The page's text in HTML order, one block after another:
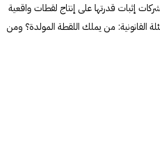
إثبات قدرتها على إنتاج لقطات واقعية
القانونية: من يملك اللقطة المولدة؟ ومن